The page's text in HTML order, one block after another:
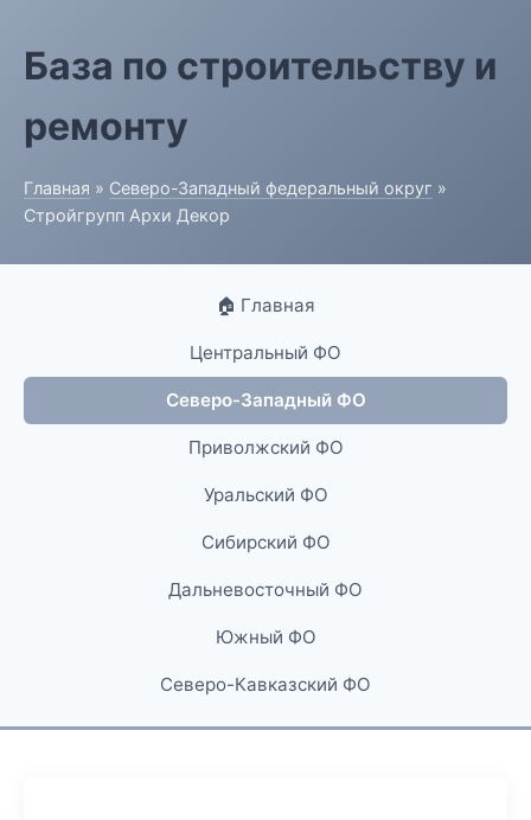
База по строительству и
ремонту
Главная » Северо-Западный федеральный округ »
Стройгрупп Архи Декор
🏠 Главная
Центральный ФО
Северо-Западный ФО
Приволжский ФО
Уральский ФО
Сибирский ФО
Дальневосточный ФО
Южный ФО
Северо-Кавказский ФО